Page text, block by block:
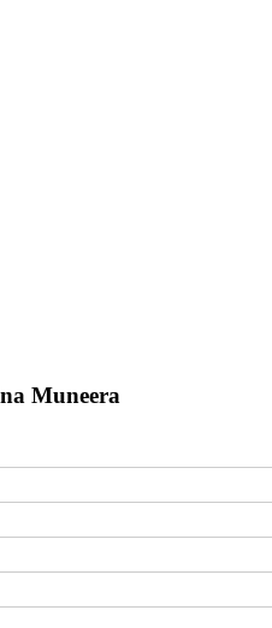
Muneera